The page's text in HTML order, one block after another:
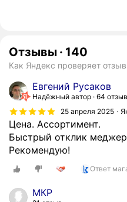
Отзывы · 140
Как Яндекс проверяет
Евгений Русаков
Надёжный автор 64
25 апреля 2025
Цена. Ассортимент.
Быстрый отклик
Рекомендую!
Ответ
МКР